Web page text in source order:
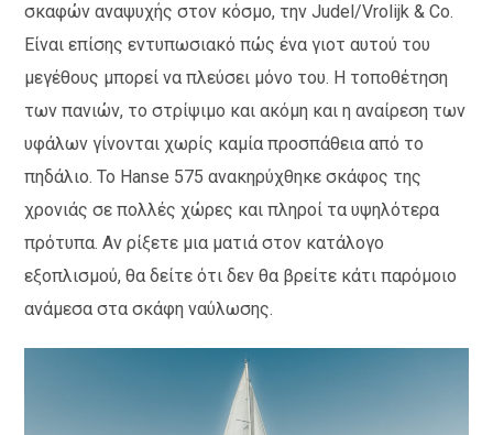
σκαφών αναψυχής στον κόσμο, την Judel/Vrolijk & Co.
Είναι επίσης εντυπωσιακό πώς ένα γιοτ αυτού του
μεγέθους μπορεί να πλεύσει μόνο του. Η τοποθέτηση
των πανιών, το στρίψιμο και ακόμη και η αναίρεση των
υφάλων γίνονται χωρίς καμία προσπάθεια από το
πηδάλιο. Το Hanse 575 ανακηρύχθηκε σκάφος της
χρονιάς σε πολλές χώρες και πληροί τα υψηλότερα
πρότυπα. Αν ρίξετε μια ματιά στον κατάλογο
εξοπλισμού, θα δείτε ότι δεν θα βρείτε κάτι παρόμοιο
ανάμεσα στα σκάφη ναύλωσης.